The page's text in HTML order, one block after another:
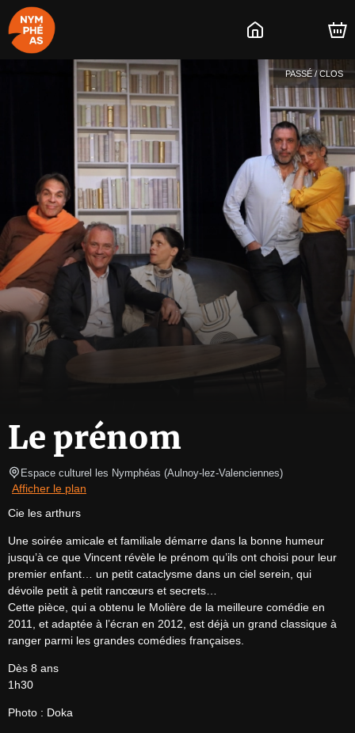
PASSÉ / CLOS
Le prénom
Espace culturel les Nymphéas (Aulnoy-lez-Valenciennes)
Afficher le plan
Cie les arthurs
Une soirée amicale et familiale démarre dans la bonne humeur
jusqu’à ce que Vincent révèle le prénom qu’ils ont choisi pour leur
premier enfant… un petit cataclysme dans un ciel serein, qui
dévoile petit à petit rancœurs et secrets…
Cette pièce, qui a obtenu le Molière de la meilleure comédie en
2011, et adaptée à l’écran en 2012, est déjà un grand classique à
ranger parmi les grandes comédies françaises.
Dès 8 ans
1h30
Photo : Doka